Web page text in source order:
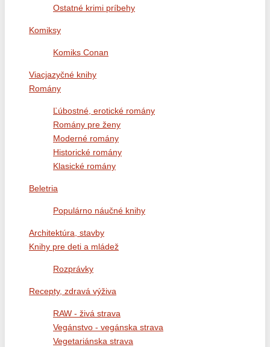
Ostatné krimi príbehy
Komiksy
Komiks Conan
Viacjazyčné knihy
Romány
Ľúbostné, erotické romány
Romány pre ženy
Moderné romány
Historické romány
Klasické romány
Beletria
Populárno náučné knihy
Architektúra, stavby
Knihy pre deti a mládež
Rozprávky
Recepty, zdravá výživa
RAW - živá strava
Vegánstvo - vegánska strava
Vegetariánska strava